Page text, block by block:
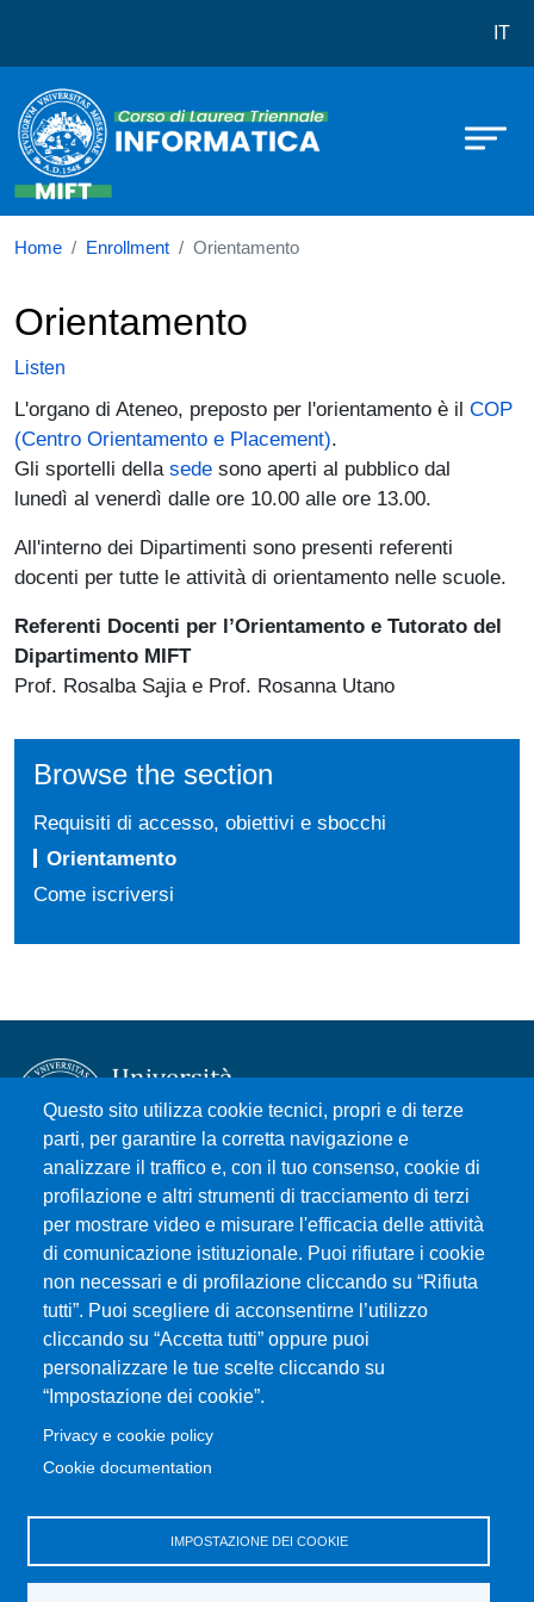
IT
Home Enrollment Orientamento
Orientamento
Listen
L'organo di Ateneo, preposto per l'orientamento è il COP
(Centro Orientamento e Placement).
Gli sportelli della sede sono aperti al pubblico dal
lunedì al venerdì dalle ore 10.00 alle ore 13.00.
All'interno dei Dipartimenti sono presenti referenti
docenti per tutte le attività di orientamento nelle scuole.
Referenti Docenti per l’Orientamento e Tutorato del
Dipartimento MIFT
Prof. Rosalba Sajia e Prof. Rosanna Utano
Browse the section
Requisiti di accesso, obiettivi e sbocchi
Orientamento
Come iscriversi
Questo sito utilizza cookie tecnici, propri e di terze
parti, per garantire la corretta navigazione e
analizzare il traffico e, con il tuo consenso, cookie di
profilazione e altri strumenti di tracciamento di terzi
per mostrare video e misurare l'efficacia delle attività
di comunicazione istituzionale. Puoi rifiutare i cookie
non necessari e di profilazione cliccando su “Rifiuta
tutti”. Puoi scegliere di acconsentirne l’utilizzo
cliccando su “Accetta tutti” oppure puoi
personalizzare le tue scelte cliccando su
“Impostazione dei cookie”.
Privacy e cookie policy
Cookie documentation
IMPOSTAZIONE DEI COOKIE
Università degli Studi di Messina
Piazza Pugliatti, 1 - 98122 Messina
Cod. Fiscale 80004070837
P.IVA 00724160833
Centralino: 090 676 1
MENÙ SOCIAL
MENÙ FOOTER 1
Accessibility statement
Privacy and cookie policy
MENÙ FOOTER 2
Transparent administration